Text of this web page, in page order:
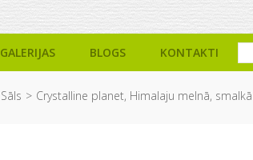
GALERIJAS BLOGS KONTAKTI
Sāls Crystalline planet, Himalaju melnā,